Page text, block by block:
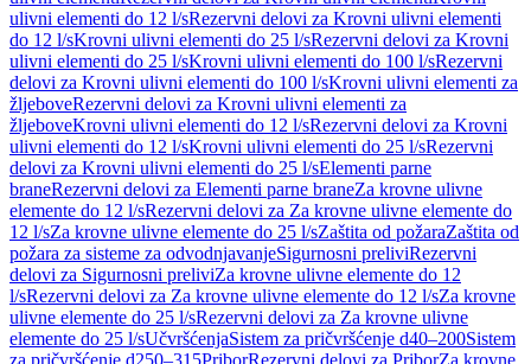
ulivni elementi do 12 l/sRezervni delovi za Krovni ulivni elementi
do 12 l/sKrovni ulivni elementi do 25 l/sRezervni delovi za Krovni
ulivni elementi do 25 l/sKrovni ulivni elementi do 100 l/sRezervni
delovi za Krovni ulivni elementi do 100 l/sKrovni ulivni elementi za
žljeboveRezervni delovi za Krovni ulivni elementi za
žljeboveKrovni ulivni elementi do 12 l/sRezervni delovi za Krovni
ulivni elementi do 12 l/sKrovni ulivni elementi do 25 l/sRezervni
delovi za Krovni ulivni elementi do 25 l/sElementi parne
braneRezervni delovi za Elementi parne braneZa krovne ulivne
elemente do 12 l/sRezervni delovi za Za krovne ulivne elemente do
12 l/sZa krovne ulivne elemente do 25 l/sZaštita od požaraZaštita od
požara za sisteme za odvodnjavanjeSigurnosni preliviRezervni
delovi za Sigurnosni preliviZa krovne ulivne elemente do 12
l/sRezervni delovi za Za krovne ulivne elemente do 12 l/sZa krovne
ulivne elemente do 25 l/sRezervni delovi za Za krovne ulivne
elemente do 25 l/sUčvršćenjaSistem za pričvršćenje d40–200Sistem
za pričvršćenje d250–315PriborRezervni delovi za PriborZa krovne